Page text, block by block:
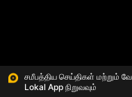
சமீபத்திய செய்திகள் மற்றும்
Lokal App நிறுவவும்This material may not be